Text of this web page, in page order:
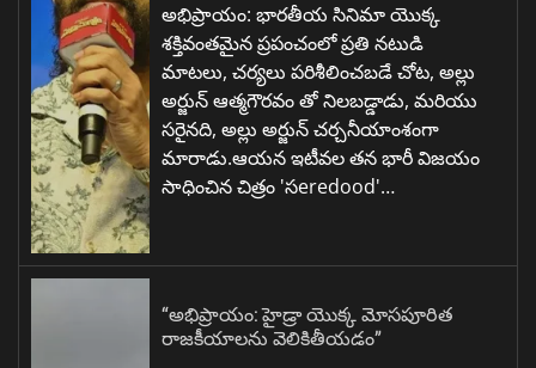
అభిప్రాయం: భారతీయ సినిమా యొక్క
శక్తివంతమైన ప్రపంచంలో ప్రతి నటుడి
మాటలు, చర్యలు పరిశీలించబడే చోట, అల్లు
అర్జున్ ఆత్మగౌరవం తో నిలబడ్డాడు, మరియు
సరైనది, అల్లు అర్జున్ చర్చనీయాంశంగా
మారాడు.ఆయన ఇటీవల తన భారీ విజయం
సాధించిన చిత్రం 'సeredood'…
“అభిప్రాయం: హైడ్రా యొక్క మోసపూరిత
రాజకీయాలను వెలికితీయడం”